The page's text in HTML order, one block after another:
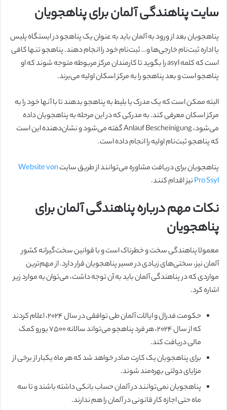
سایت پناهندگی آلمان برای پناهجویان
پناهجویان بعد از ورود به آلمان باید به عنوان یک پناهجو در ایستگاه پلیس
یا اداره ثبت‌نام خارجی‌ها و… ثبت‌نام خود را انجام دهند. پناهجو تنها کافی
است که کلمه asyl را بگوید تا کارمندان مرکز مربوطه متوجه شوند که او
پناهجو است و بعد پناهجو را به مرکز اسکان اولیه می‌برند.
البته ممکن است که یک مدرک یا بلیط به پناهجو بدهند تا با آنها خود را به
مرکز اسکان معرفی کند. به مدرکی که در این مرحله به پناهجویان داده
می‌شود، Anlauf Bescheinigung گفته می‌شود و نشان‌دهنده این است
که پناهجو ثبت‌نام اولیه را انجام داده است.
پناهجویان برای دریافت مشاوره می‌توانند از طریق سایتWebsite von
Pro Ssylنیز اقدام کنند.
نکات مهم درباره پناهندگی آلمان برای
پناهجویان
معمولا پناهندگی سخت و خطرناک است و با قوانین سخت‌گیرانه کشور
آلمان نیز، سختی‌های زیادی در مسیر پناهجویان قرار دارد. از مهم‌ترین
مواردی که در پناهندگی آلمان باید به آن توجه داشت، می‌توان به موارد زیر
اشاره کرد.
حکومت فدرال و ایالات آلمان طی توافقی در سال ۲۰۲۴، اعلام کردند
که از سال ۲۰۲۴، هر فرد پناهجو می‌تواند سالانه ۷۵۰۰ یورو کمک
مالی دریافت کند.
برای پناهجویان یک کارت صادر خواهد شد که هر ماه یکبار از برخی از
مزایای دولتی بهره‌مند شوند.
پناهجویان نمی‌توانند در آلمان حساب بانکی داشته باشند و تا سه
ماه حتی اجازه کار قانونی در آلمان را هم ندارند.